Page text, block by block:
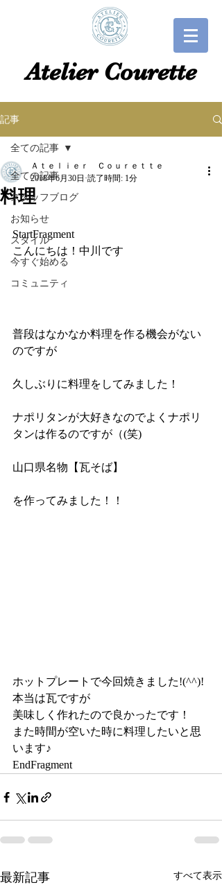
​​Atelier Courette​
記事
全ての記事
スタッフブログ
お知らせ
スタイル
今すぐ始める
コミュニティ
全ての記事
料理
Ａｔｅｌｉｅｒ Ｃｏｕｒｅｔｔｅ
2018年6月30日 読了時間: 1分
StartFragment
こんにちは！中川です
普段はなかなか料理を作る機会がない
のですが
久しぶりに料理をしてみました！
ナポリタンが大好きなのでよくナポリ
タンは作るのですが（(笑)
山口県名物【瓦そば】
を作ってみました！！
ホットプレートで今回焼きました!(^^)!
本当は瓦ですが
美味しく作れたので良かったです！
また時間が空いた時に料理したいと思
います♪
EndFragment
最新記事 すべて表示